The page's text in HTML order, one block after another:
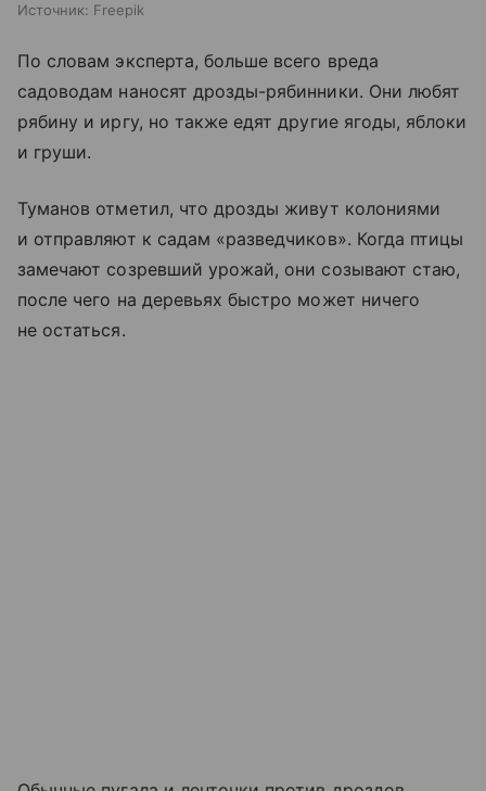
Источник: Freepik
По словам эксперта, больше всего вреда
садоводам наносят дрозды-рябинники. Они любят
рябину и иргу, но также едят другие ягоды, яблоки
и груши.
Туманов отметил, что дрозды живут колониями
и отправляют к садам «разведчиков». Когда птицы
замечают созревший урожай, они созывают стаю,
после чего на деревьях быстро может ничего
не остаться.